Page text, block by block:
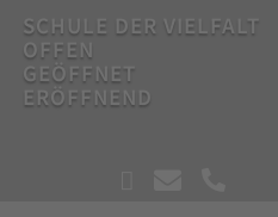
SCHULE DER VIELFALT
OFFEN
GEÖFFNET
ERÖFFNEND